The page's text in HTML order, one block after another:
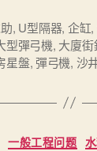
, U型隔器, 企缸,
型彈弓機, 大廈
星盤, 彈弓機, 沙
一般工程问题